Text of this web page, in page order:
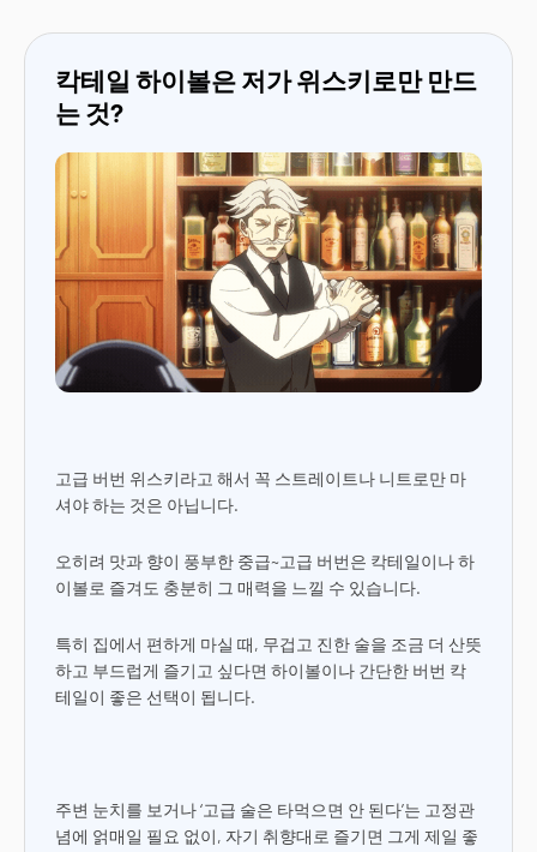
칵테일 하이볼은 저가 위스키로만 만드
는 것?
고급 버번 위스키라고 해서 꼭 스트레이트나 니트로만 마
셔야 하는 것은 아닙니다.
오히려 맛과 향이 풍부한 중급~고급 버번은 칵테일이나 하
이볼로 즐겨도 충분히 그 매력을 느낄 수 있습니다.
특히 집에서 편하게 마실 때, 무겁고 진한 술을 조금 더 산뜻
하고 부드럽게 즐기고 싶다면 하이볼이나 간단한 버번 칵
테일이 좋은 선택이 됩니다.
주변 눈치를 보거나 ‘고급 술은 타먹으면 안 된다’는 고정관
념에 얽매일 필요 없이, 자기 취향대로 즐기면 그게 제일 좋